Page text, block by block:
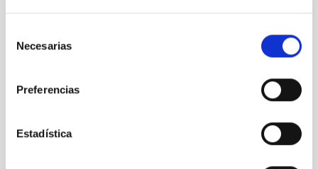
Necesarias
Preferencias
Estadística